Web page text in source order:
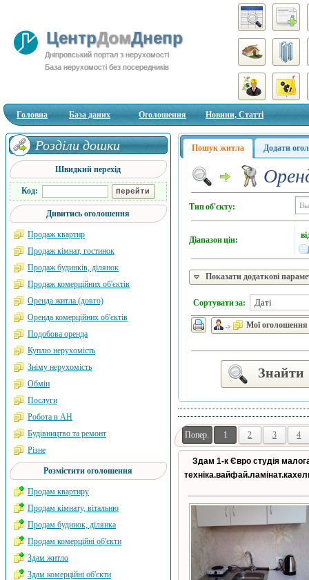
ЦентрДомДнепр
Дніпровський портал з нерухомості
База нерухомості без посередників
Головна База даних Оголошення Новини, Статті
Пошук житла Додати
Тип об'єкту:
Діапазон цін:
Показати додаткові
Сортувати за:
-> Мої оголошення
Знайти
Попер. 1 2 3 4
Здам 1-к Євро студія
Розділи дошки
Швидкий перехід
Код:
Дивитись оголошення
Продаж квартир
Продаж кімнат, гостинок
Продаж будинків, ділянок
Продаж комерційних об'єктів
Оренда житла (довго)
Оренда комерційних об'єктів
Подобова оренда
Куплю нерухомість
Зніму нерухомість
Обмін
Послуги
Робота в АН
Будівництво та ремонт
Різне
Розмістити оголошення
Продам квартиру
Продам кімнату, вітальню
Продам будинок, ділянка
Продам комерційні об'єкти
Здам житло
Здам комерційні об'єкти